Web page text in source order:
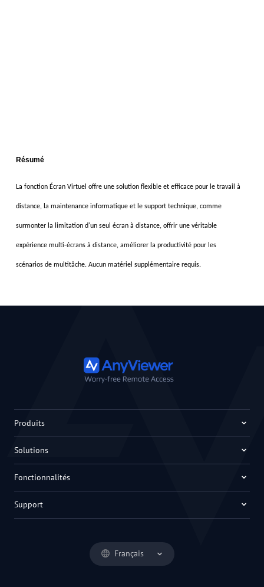
Résumé
La fonction Écran Virtuel offre une solution flexible et efficace pour le travail à
distance, la maintenance informatique et le support technique, comme
surmonter la limitation d'un seul écran à distance, offrir une véritable
expérience multi-écrans à distance, améliorer la productivité pour les
scénarios de multitâche. Aucun matériel supplémentaire requis.
Français
Produits
Solutions
Fonctionnalités
Support